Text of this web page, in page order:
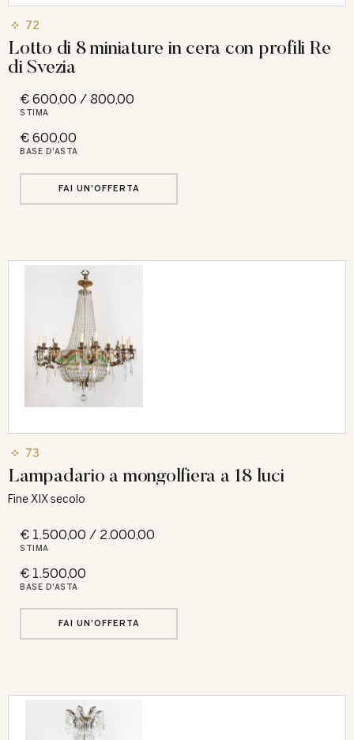
72
Lotto di 8 miniature in cera con profili Re
di Svezia
€ 600,00 / 800,00
STIMA
€ 600,00
BASE D'ASTA
FAI UN'OFFERTA
73
Lampadario a mongolfiera a 18 luci
Fine XIX secolo
€ 1.500,00 / 2.000,00
STIMA
€ 1.500,00
BASE D'ASTA
FAI UN'OFFERTA